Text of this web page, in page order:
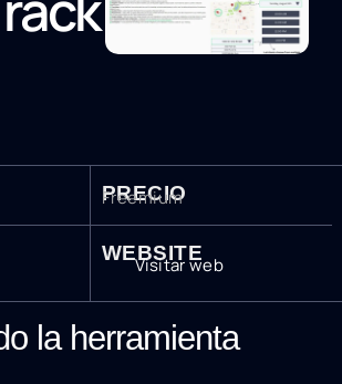
PRECIO
Freemium
WEBSITE
Visitar web
la herramienta